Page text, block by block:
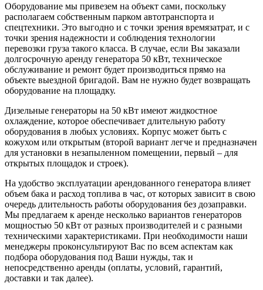
Оборудование мы привезем на объект сами, поскольку
располагаем собственным парком автотранспорта и
спецтехники. Это выгодно и с точки зрения времязатрат, и с
точки зрения надежности и соблюдения технологии
перевозки груза такого класса. В случае, если Вы заказали
долгосрочную аренду генератора 50 кВт, техническое
обслуживание и ремонт будет производиться прямо на
объекте выездной бригадой. Вам не нужно будет возвращать
оборудование на площадку.
Дизельные генераторы на 50 кВт имеют жидкостное
охлаждение, которое обеспечивает длительную работу
оборудования в любых условиях. Корпус может быть с
кожухом или открытым (второй вариант легче и предназначен
для установки в незапыленном помещении, первый – для
открытых площадок и строек).
На удобство эксплуатации арендованного генератора влияет
объем бака и расход топлива в час, от которых зависит в свою
очередь длительность работы оборудования без дозаправки.
Мы предлагаем к аренде несколько вариантов генераторов
мощностью 50 кВт от разных производителей и с разными
техническими характеристиками. При необходимости наши
менеджеры проконсультируют Вас по всем аспектам как
подбора оборудования под Ваши нужды, так и
непосредственно аренды (оплаты, условий, гарантий,
доставки и так далее).